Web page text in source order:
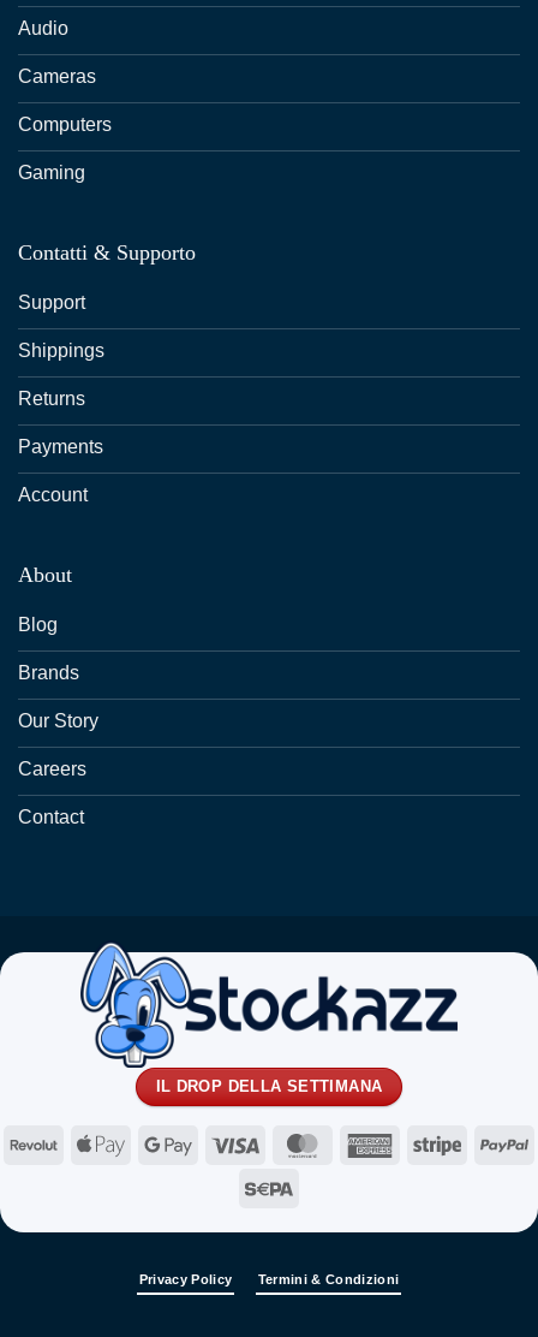
Audio
Cameras
Computers
Gaming
Contatti & Supporto
Support
Shippings
Returns
Payments
Account
About
Blog
Brands
Our Story
Careers
Contact
IL DROP DELLA SETTIMANA
RevolutApple
Google
Visa MasterCardAmericanStripe
Privacy Policy Termini & Condizioni